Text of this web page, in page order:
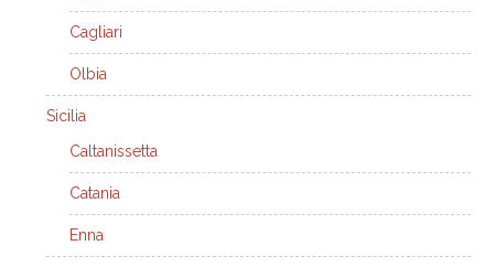
Cagliari
Olbia
Sicilia
Caltanissetta
Catania
Enna